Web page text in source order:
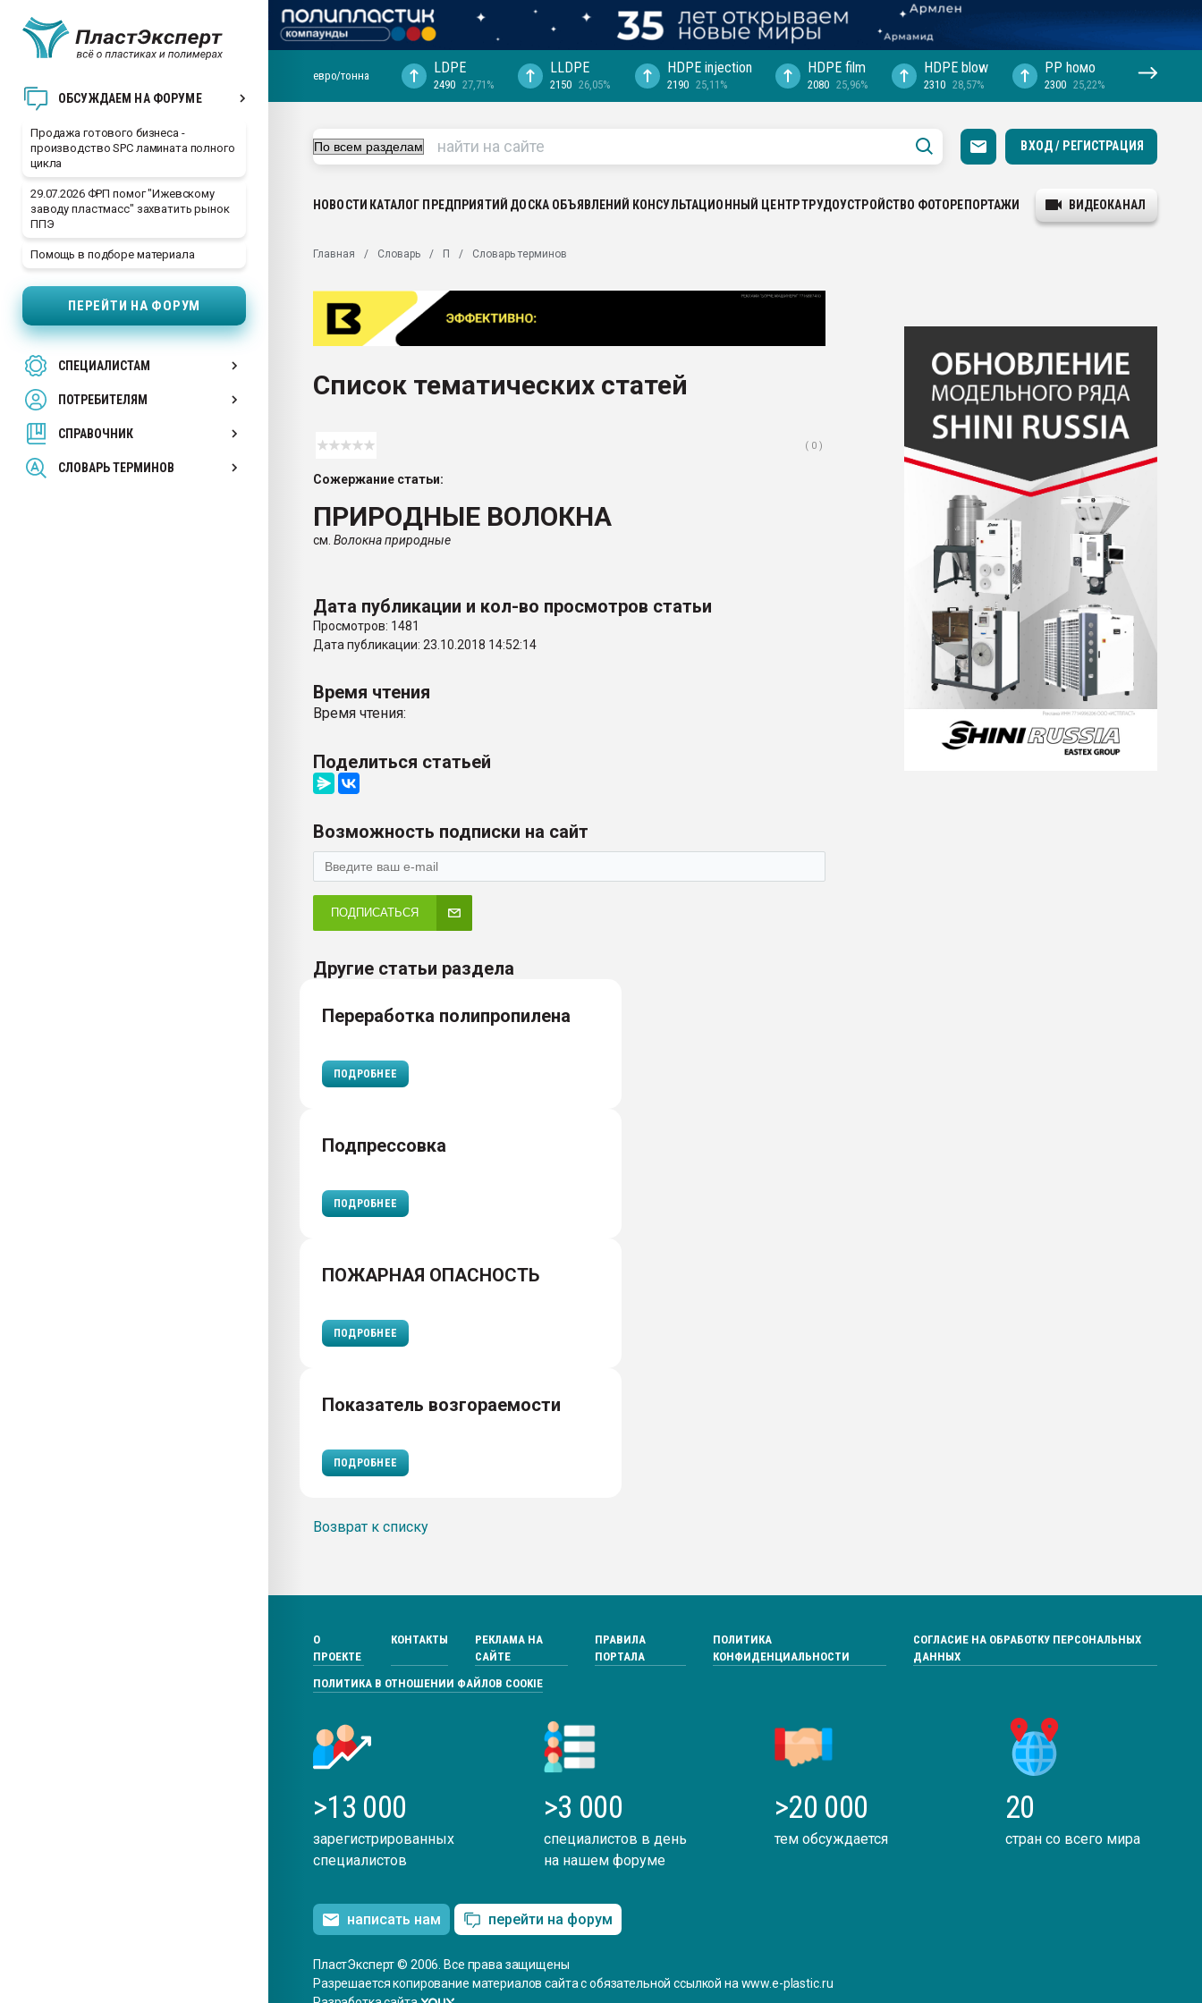
ОБСУЖДАЕМ НА ФОРУМЕ
Продажа готового бизнеса -
производство SPC ламината полного
цикла
29.07.2026 ФРП помог "Ижевскому
заводу пластмасс" захватить рынок
ППЭ
Помощь в подборе материала
ПЕРЕЙТИ НА ФОРУМ
СПЕЦИАЛИСТАМ
ПОТРЕБИТЕЛЯМ
СПРАВОЧНИК
СЛОВАРЬ ТЕРМИНОВ
28.07.2026 "Технониколь" довольна
Всё, что касается выдува ПЭТ
Материал поверхности пуансона для
Продам отходы Композиция
поликарбоната и АБС-пластика
Armaloy PC/ABS-1IM черный цвет
евро/тонна LDPE
2490 27,71%
LLDPE
2150 26,05%
HDPE injection
2190 25,11%
HDPE film
2080 25,96%
HDPE blow
2310 28,57%
PP hомо
2300 25,22%
ВХОД / РЕГИСТРАЦИЯ
НОВОСТИ КАТАЛОГ ПРЕДПРИЯТИЙ ДОСКА ОБЪЯВЛЕНИЙ КОНСУЛЬТАЦИОННЫЙ ЦЕНТРТРУДОУСТРОЙСТВО ФОТОРЕПОРТАЖИ ВИДЕОКАНАЛ
Главная Словарь П Словарь терминов
Список тематических статей
( 0 )
Сожержание статьи:
ПРИРОДНЫЕ ВОЛОКНА
см. Волокна природные
Дата публикации и кол-во просмотров статьи
Просмотров: 1481
Дата публикации: 23.10.2018 14:52:14
Время чтения
Время чтения:
Поделиться статьей
Возможность подписки на сайт
ПОДПИСАТЬСЯ
Другие статьи раздела
Переработка полипропилена
ПОДРОБНЕЕ
Подпрессовка
ПОДРОБНЕЕ
ПОЖАРНАЯ ОПАСНОСТЬ
ПОДРОБНЕЕ
Показатель возгораемости
ПОДРОБНЕЕ
Возврат к списку
О
ПРОЕКТЕ
КОНТАКТЫ
РЕКЛАМА НА
САЙТЕ
ПРАВИЛА
ПОРТАЛА
ПОЛИТИКА
КОНФИДЕНЦИАЛЬНОСТИ
СОГЛАСИЕ НА ОБРАБОТКУ ПЕРСОНАЛЬНЫХ
ДАННЫХ
ПОЛИТИКА В ОТНОШЕНИИ ФАЙЛОВ COOKIE
>13 000
зарегистрированных
специалистов
>3 000
специалистов в день
на нашем форуме
>20 000
тем обсуждается
20
стран со всего мира
написать нам перейти на форум
ПластЭксперт © 2006. Все права защищены
Разрешается копирование материалов сайта с обязательной ссылкой на www.e-plastic.ru